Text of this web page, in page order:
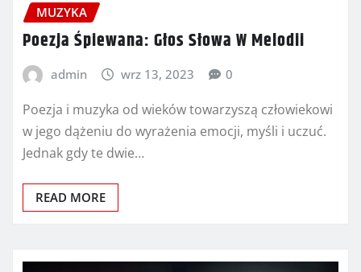
MUZYKA
Poezja Śpiewana: Głos Słowa W Melodii
admin wrz 13, 2023 0
Poezja i muzyka od wieków towarzyszą człowiekowi
w jego dążeniu do wyrażenia emocji, myśli i uczuć.
Jednak gdy te dwie…
READ MORE